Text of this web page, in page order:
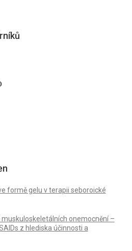
formě gelu v terapii seboroické
onemocnění –
z hlediska účinnosti a